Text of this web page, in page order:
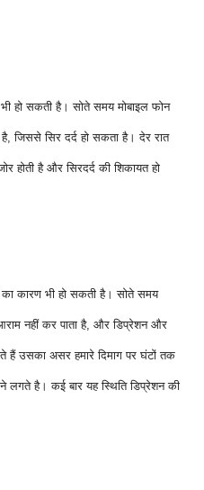
भी हो सकती है। सोते समय मोबाइल फोन
जिससे सिर दर्द हो सकता है। देर रात
होती है और सिरदर्द की शिकायत हो
का कारण भी हो सकती है। सोते समय
नहीं कर पाता है, और डिप्रेशन और
हैं उसका असर हमारे दिमाग पर घंटों तक
लगते है। कई बार यह स्थिति डिप्रेशन की